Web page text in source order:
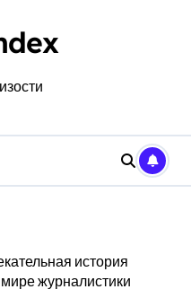
история
журналистики